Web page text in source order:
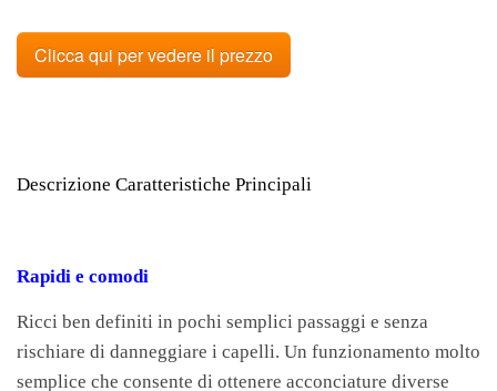
Clicca qui per vedere il prezzo
Descrizione Caratteristiche Principali
Rapidi e comodi
Ricci ben definiti in pochi semplici passaggi e senza
rischiare di danneggiare i capelli. Un funzionamento molto
semplice che consente di ottenere acconciature diverse